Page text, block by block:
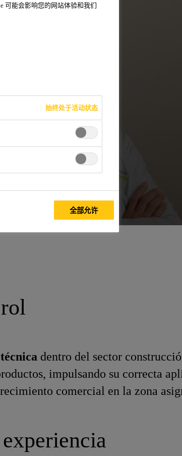
dentro del sector
impulsando su correcta
comercial en la zona
可能会影响您的网站体验和我们
始终处于活动状态
全部允许